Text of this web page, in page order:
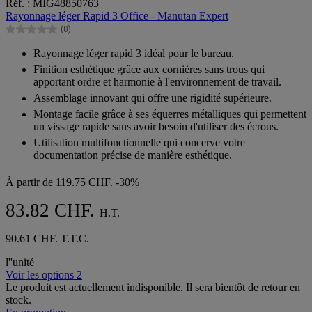
sur
5
étoiles.
Réf. : MIG48850763
Rayonnage léger Rapid 3 Office - Manutan Expert
(0)
0.0
étoiles.
Rayonnage léger rapid 3 idéal pour le bureau.
Finition esthétique grâce aux cornières sans trous qui
apportant ordre et harmonie à l'environnement de travail.
Assemblage innovant qui offre une rigidité supérieure.
Montage facile grâce à ses équerres métalliques qui permettent
un vissage rapide sans avoir besoin d'utiliser des écrous.
Utilisation multifonctionnelle qui concerve votre
documentation précise de manière esthétique.
À partir de 119.75 CHF. -30%
83.82 CHF. H.T.
90.61 CHF. T.T.C.
l''unité
Voir les options 2
Le produit est actuellement indisponible. Il sera bientôt de retour en
stock.